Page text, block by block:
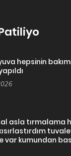
hepsinin
asla tırmalama
var kumundan